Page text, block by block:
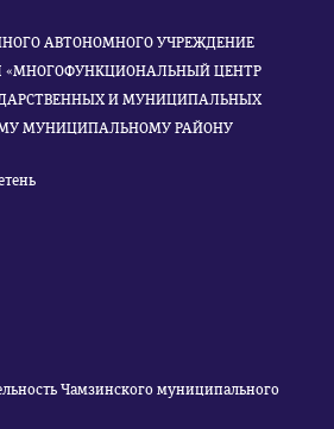
АВТОНОМНОГО УЧРЕЖДЕНИЕ
«МНОГОФУНКЦИОНАЛЬНЫЙ ЦЕНТР
И МУНИЦИПАЛЬНЫХ
МУНИЦИПАЛЬНОМУ РАЙОНУ
Чамзинского муниципального